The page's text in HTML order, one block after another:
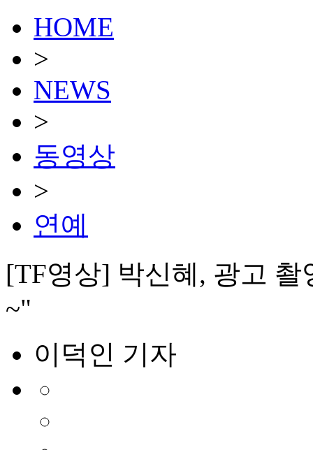
HOME
>
NEWS
>
동영상
>
연예
[TF영상] 박신혜, 광고
~"
이덕인 기자